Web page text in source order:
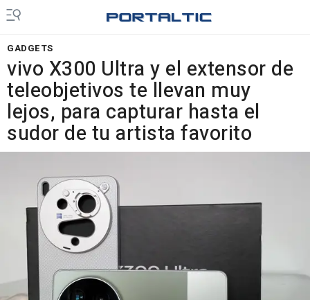
GADGETS
vivo X300 Ultra y el extensor de
teleobjetivos te llevan muy
lejos, para capturar hasta el
sudor de tu artista favorito